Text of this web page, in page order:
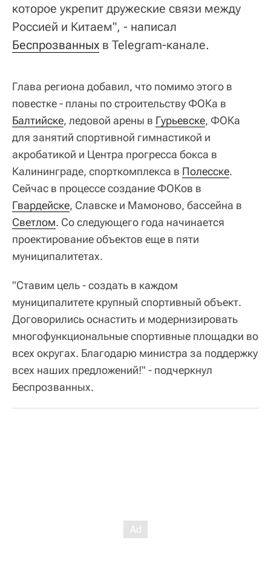
которое укрепит дружеские связи между
Россией и Китаем", - написал
Беспрозванных в Telegram-канале.
Глава региона добавил, что помимо этого в
повестке - планы по строительству ФОКа в
Балтийске, ледовой арены в Гурьевске, ФОКа
для занятий спортивной гимнастикой и
акробатикой и Центра прогресса бокса в
Калининграде, спорткомплекса в Полесске.
Сейчас в процессе создание ФОКов в
Гвардейске, Славске и Мамоново, бассейна в
Светлом. Со следующего года начинается
проектирование объектов еще в пяти
муниципалитетах.
"Ставим цель - создать в каждом
муниципалитете крупный спортивный объект.
Договорились оснастить и модернизировать
многофункциональные спортивные площадки во
всех округах. Благодарю министра за поддержку
всех наших предложений!" - подчеркнул
Беспрозванных.